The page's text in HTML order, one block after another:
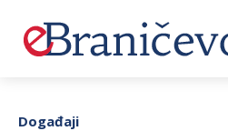
Događaji